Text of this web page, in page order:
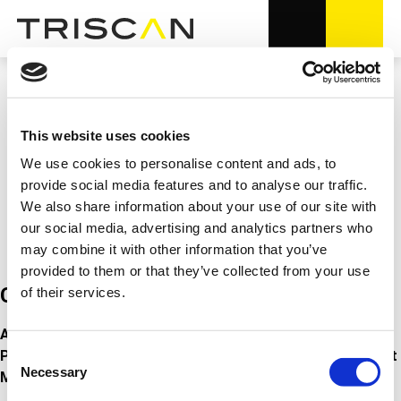
This website uses cookies
We use cookies to personalise content and ads, to
provide social media features and to analyse our traffic.
We also share information about your use of our site with
our social media, advertising and analytics partners who
may combine it with other information that you’ve
provided to them or that they’ve collected from your use
of their services.
Consent
Selection
Necessary
Veröffentlicht - 2026
Neuer Mitarbeiter in der
Produktabteilung von Triscan
Corp news
Am 1. Juni 2026 begann Lasse Therkildsen als
Produktmanager in unserer Produktabteilung, die nun acht
Mitarbeiter umfasst.